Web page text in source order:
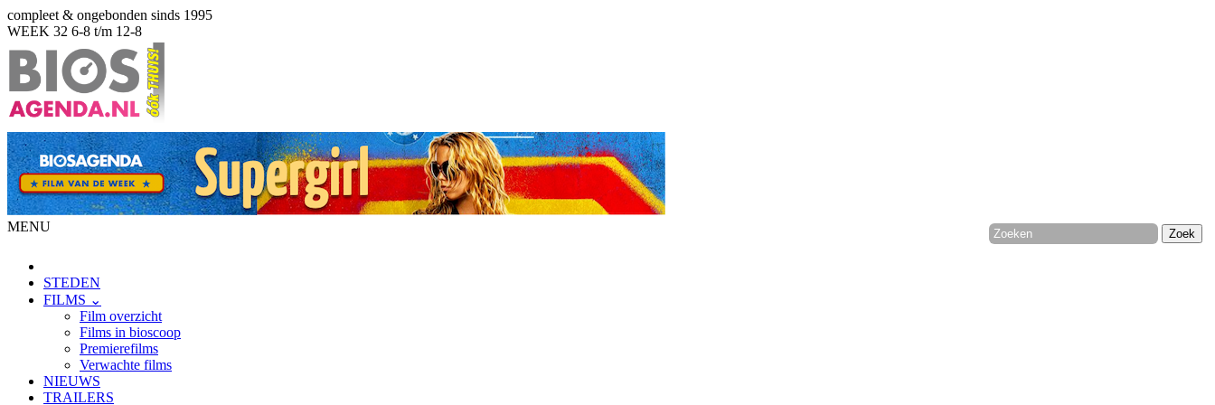
compleet & ongebonden sinds 1995
WEEK 32 6-8 t/m 12-8
MENU
STEDEN
FILMS ⌄
Film overzicht
Films in bioscoop
Premierefilms
Verwachte films
NIEUWS
TRAILERS